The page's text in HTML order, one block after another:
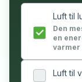
Luft til
Den
en
varmer
Luft til